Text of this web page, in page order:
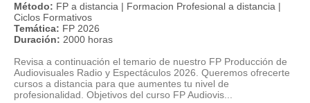
Método: FP a distancia | Formacion Profesional a distancia |
Ciclos Formativos
Temática: FP 2026
Duración: 2000 horas
Revisa a continuación el temario de nuestro FP Producción de
Audiovisuales Radio y Espectáculos 2026. Queremos ofrecerte
cursos a distancia para que aumentes tu nivel de
profesionalidad. Objetivos del curso FP Audiovis...